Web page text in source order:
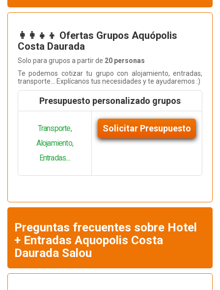
👩‍👩‍👧‍👦 Ofertas Grupos Aquópolis
Costa Daurada
Solo para grupos a partir de 20 personas
Te podemos cotizar tu grupo con alojamiento, entradas,
transporte... Explícanos tus necesidades y te ayudaremos :)
Presupuesto personalizado grupos
Transporte,
Alojamiento,
Entradas....
Solicitar Presupuesto
Preguntas frecuentes sobre Hotel
+ Entradas Aquopolis Costa
Daurada Salou